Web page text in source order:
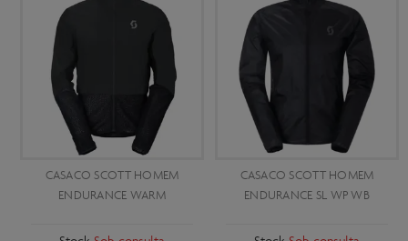
CASACO SCOTT HOMEM
ENDURANCE WARM
CASACO SCOTT HOMEM
ENDURANCE SL WP WB